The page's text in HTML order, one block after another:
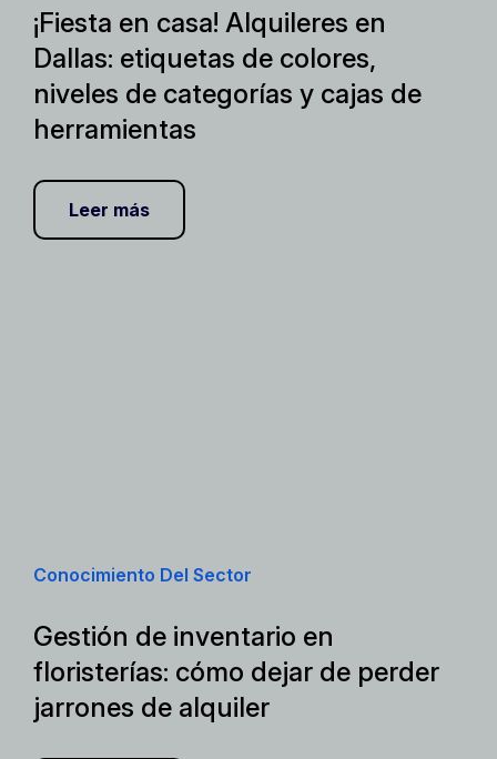
¡Fiesta en casa! Alquileres en
Dallas: etiquetas de colores,
niveles de categorías y cajas de
herramientas
Leer más
Conocimiento Del Sector
Gestión de inventario en
floristerías: cómo dejar de perder
jarrones de alquiler